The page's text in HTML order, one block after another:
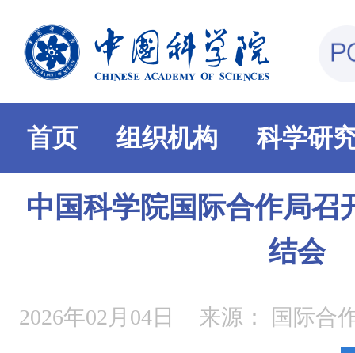
首页 组织机构 科学研
中国科学院国际合作局召
结会
2026年02月04日 来源： 国际合